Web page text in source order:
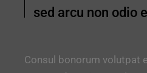
sed arcu non odio
Consul bonorum volutpat